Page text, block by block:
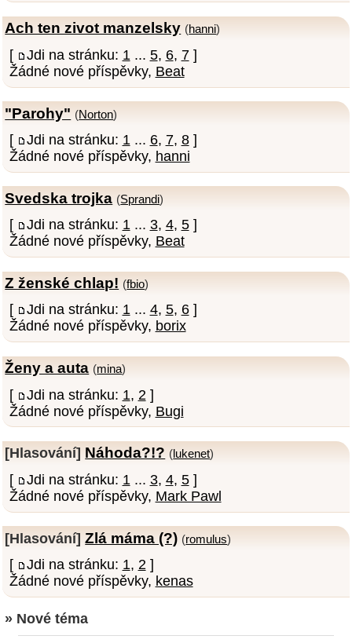
Ach ten zivot manzelsky (hanni)
[ Jdi na stránku: 1 ... 5, 6, 7]
Žádné nové příspěvky, Beat
"Parohy" (Norton)
[ Jdi na stránku: 1 ... 6, 7, 8]
Žádné nové příspěvky, hanni
Svedska trojka (Sprandi)
[ Jdi na stránku: 1... 3, 4, 5]
Žádné nové příspěvky, Beat
Z ženské chlap! (fbio)
[ Jdi na stránku: 1... 4, 5, 6]
Žádné nové příspěvky, borix
Ženy a auta (mina)
[ Jdi na stránku: 1, 2 ]
Žádné nové příspěvky, Bugi
[Hlasování] Náhoda?!? ( lukenet)
[ Jdi na stránku: 1 ... 3, 4, 5]
Žádné nové příspěvky, Mark Pawl
[Hlasování] Zlá máma (?) (romulus)
[ Jdi na stránku: 1, 2]
Žádné nové příspěvky, kenas
» Nové téma